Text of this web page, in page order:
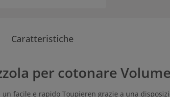
Caratteristiche
per cotonare
facile e rapido Toupieren grazie a una